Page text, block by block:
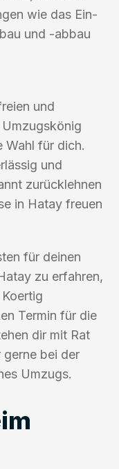
wie das Ein-
und -abbau
und
Wahl für dich.
und
zurücklehnen
in Hatay freuen
für deinen
zu erfahren,
Termin für die
dir mit Rat
gerne bei der
Umzugs.